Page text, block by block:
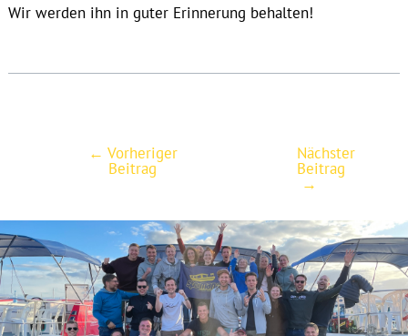
Wir werden ihn in guter Erinnerung behalten!
navigation
← Vorheriger
Beitrag
Nächster
Beitrag
→